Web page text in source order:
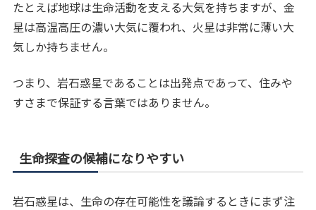
たとえば地球は生命活動を支える大気を持ちますが、金
星は高温高圧の濃い大気に覆われ、火星は非常に薄い大
気しか持ちません。
つまり、岩石惑星であることは出発点であって、住みや
すさまで保証する言葉ではありません。
生命探査の候補になりやすい
岩石惑星は、生命の存在可能性を議論するときにまず注